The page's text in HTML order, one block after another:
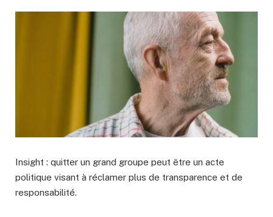
Insight : quitter un grand groupe peut être un acte
politique visant à réclamer plus de transparence et de
responsabilité.